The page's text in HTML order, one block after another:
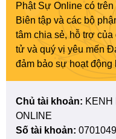
Phật Sự Online có
Biên tập và các bộ
tâm chia sẻ, hỗ trợ
tử và quý vị yêu mến
đảm bảo sự hoạt động
Chủ tài khoản: KENH
ONLINE
Số tài khoản: